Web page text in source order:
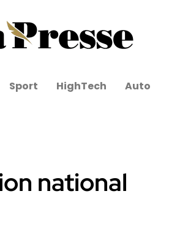
Sport HighTech Auto
national